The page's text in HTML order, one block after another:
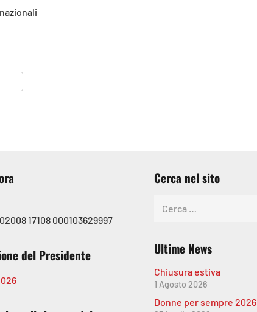
17108 000103629997
del Presidente
Cerca nel sito
Ultime News
Chiusura estiva
1 Agosto 2026
Donne per sempre 2026